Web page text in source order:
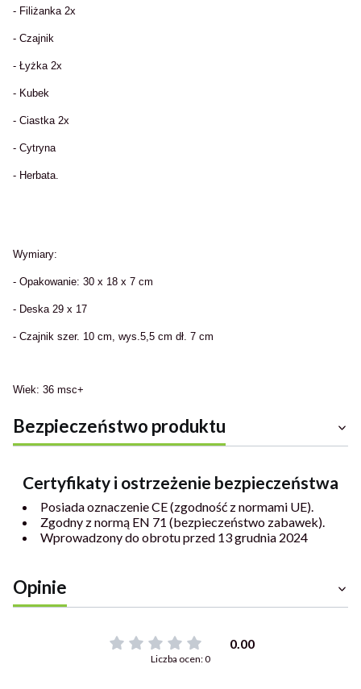
- Filiżanka 2x
- Czajnik
- Łyżka 2x
- Kubek
- Ciastka 2x
- Cytryna
- Herbata.
Wymiary:
- Opakowanie: 30 x 18 x 7 cm
- Deska 29 x 17
- Czajnik szer. 10 cm, wys.5,5 cm dł. 7 cm
Wiek: 36 msc+
Bezpieczeństwo produktu
Certyfikaty i ostrzeżenie bezpieczeństwa
Posiada oznaczenie CE (zgodność z normami UE).
Zgodny z normą EN 71 (bezpieczeństwo zabawek).
Wprowadzony do obrotu przed 13 grudnia 2024
Opinie
0.00
Liczba ocen: 0